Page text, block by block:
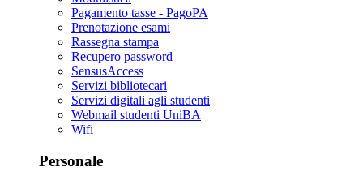
Pagamento tasse - PagoPA
Prenotazione esami
Rassegna stampa
Recupero password
SensusAccess
Servizi bibliotecari
Servizi digitali agli studenti
Webmail studenti UniBA
Wifi
Personale